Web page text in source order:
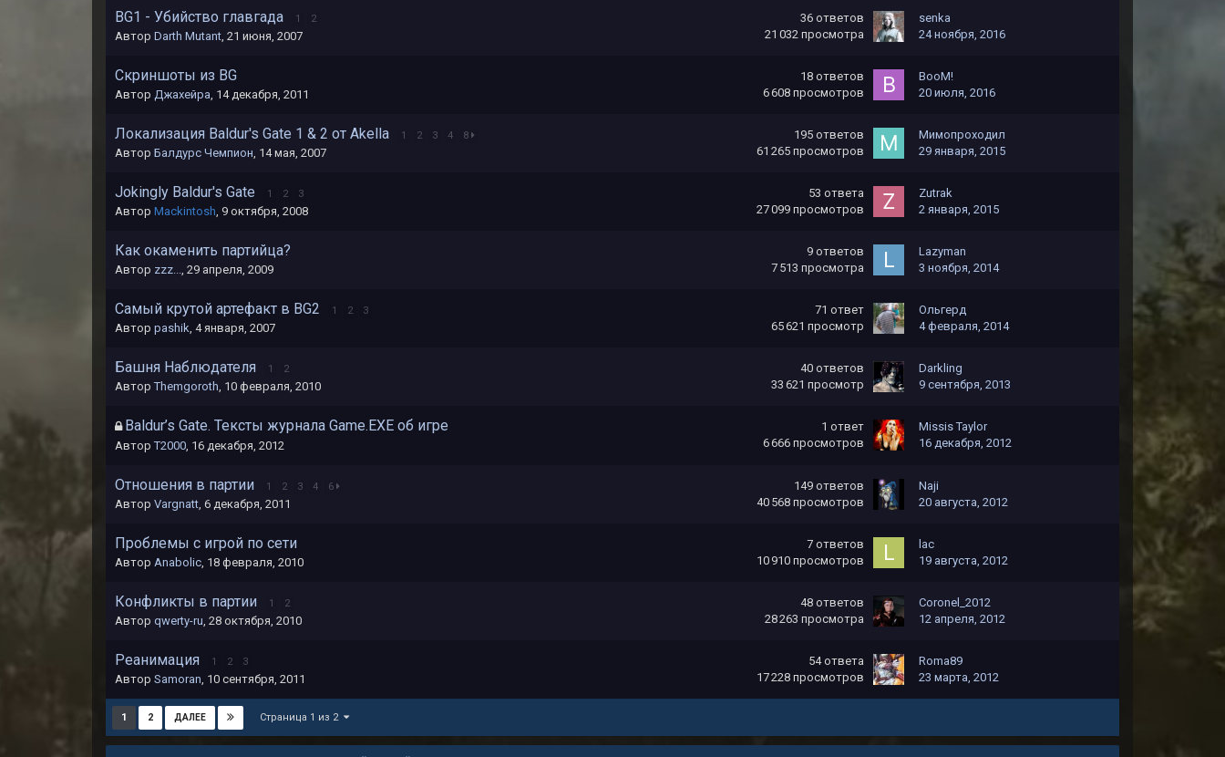
BG1 - Убийство главгада 1 2
Автор Darth Mutant, 21 июня, 2007
36 ответов
21 032 просмотра
senka
24 ноября, 2016
Скриншоты из BG
Автор Джахейра, 14 декабря, 2011
18 ответов
6 608 просмотров
BooM!
20 июля, 2016
Локализация Baldur's Gate 1 & 2 от Akella 1 2 3 4 8
Автор Балдурс Чемпион, 14 мая, 2007
195 ответов
61 265 просмотров
Мимопроходил
29 января, 2015
Jokingly Baldur's Gate 1 2 3
Автор Mackintosh, 9 октября, 2008
53 ответа
27 099 просмотров
Zutrak
2 января, 2015
Как окаменить партийца?
Автор zzz..., 29 апреля, 2009
9 ответов
7 513 просмотра
Lazyman
3 ноября, 2014
Самый крутой артефакт в BG2 1 2 3
Автор pashik, 4 января, 2007
71 ответ
65 621 просмотр
Ольгерд
4 февраля, 2014
Башня Наблюдателя 1 2
АвторThemgoroth, 10 февраля, 2010
40 ответов
33 621 просмотр
Darkling
9 сентября, 2013
Baldur’s Gate. Тексты журнала Game.EXE об игре
АвторT2000, 16 декабря, 2012
1 ответ
6 666 просмотров
Missis Taylor
16 декабря, 2012
Отношения в партии 1 2 3 4 6
Автор Vargnatt, 6 декабря, 2011
149 ответов
40 568 просмотров
Naji
20 августа, 2012
Проблемы с игрой по сети
Автор Anabolic, 18 февраля, 2010
7 ответов
10 910 просмотров
lac
19 августа, 2012
Конфликты в партии 1 2
Автор qwerty-ru, 28 октября, 2010
48 ответов
28 263 просмотра
Coronel_2012
12 апреля, 2012
Реанимация 1 2 3
Автор Samoran, 10 сентября, 2011
54 ответа
17 228 просмотров
Roma89
23 марта, 2012
1 2 ДАЛЕЕ Страница 1 из 2